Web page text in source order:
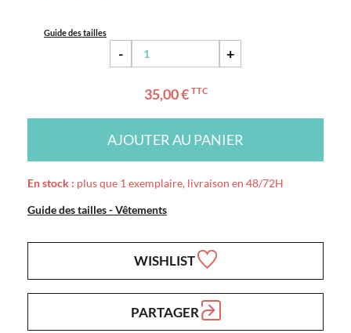
Guide des tailles
- +
35,00 € TTC
AJOUTER AU PANIER
En stock : plus que 1 exemplaire, livraison en 48/72H
Guide des tailles - Vêtements
WISHLIST
PARTAGER